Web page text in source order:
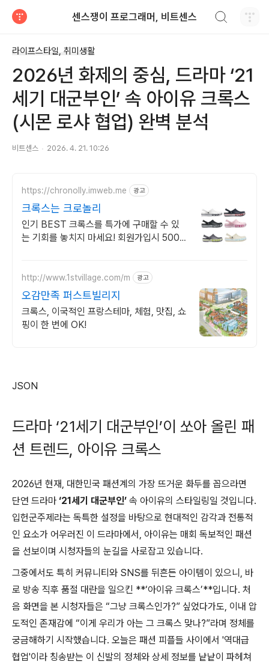
센스쟁이 프로그래머, 비트센스
라이프스타일, 취미생활
2026년 화제의 중심, 드라마 ‘21
세기 대군부인’ 속 아이유 크록스
(시몬 로샤 협업) 완벽 분석
비트센스 2026. 4. 21. 10:26
https://chronolly.imweb.me 광고
크록스는 크로놀리
인기 BEST 크록스를 특가에 구매할 수 있
는 기회를 놓치지 마세요! 회원가입시 5000
http://www.1stvillage.com/m 광고
오감만족 퍼스트빌리지
크록스, 이국적인 프랑스테마, 체험, 맛집, 쇼
핑이 한 번에 OK!
JSON
드라마 ‘21세기 대군부인’이 쏘아 올린 패
션 트렌드, 아이유 크록스
2026년 현재, 대한민국 패션계의 가장 뜨거운 화두를 꼽으라면
단연 드라마 ‘21세기 대군부인’ 속 아이유의 스타일링일 것입니다.
입헌군주제라는 독특한 설정을 바탕으로 현대적인 감각과 전통적
인 요소가 어우러진 이 드라마에서, 아이유는 매회 독보적인 패션
을 선보이며 시청자들의 눈길을 사로잡고 있습니다.
그중에서도 특히 커뮤니티와 SNS를 뒤흔든 아이템이 있으니, 바
로 방송 직후 품절 대란을 일으킨 **‘아이유 크록스’**입니다. 처
음 화면을 본 시청자들은 “그냥 크록스인가?” 싶었다가도, 이내 압
도적인 존재감에 “이게 우리가 아는 그 크록스 맞나?”라며 정체를
궁금해하기 시작했습니다. 오늘은 패션 피플들 사이에서 '역대급
협업'이라 칭송받는 이 신발의 정체와 상세 정보를 낱낱이 파헤쳐